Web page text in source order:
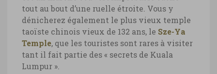
tout au bout d’une ruelle étroite. Vous y
dénicherez également le plus vieux temple
taoïste chinois vieux de 132 ans, le Sze-Ya
Temple, que les touristes sont rares à visiter
tant il fait partie des « secrets de Kuala
Lumpur ».